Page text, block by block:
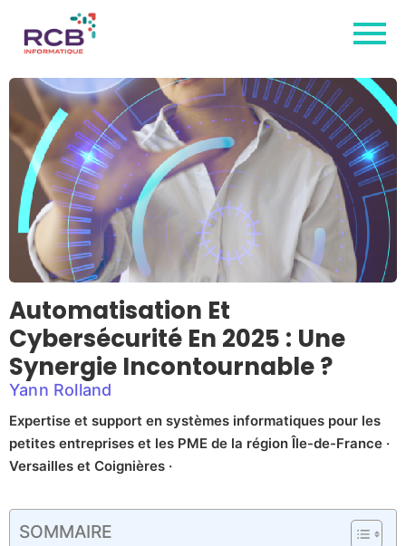
Automatisation Et
Cybersécurité En 2025 : Une
Synergie Incontournable ?
Yann Rolland
Expertise et support en systèmes informatiques pour les
petites entreprises et les PME de la région Île-de-France ·
Versailles et Coignières ·
SOMMAIRE